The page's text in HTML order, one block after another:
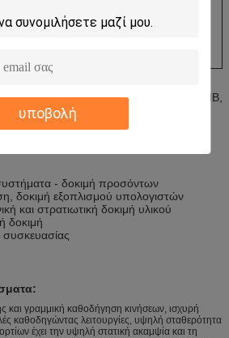
υποβολή
MIL-STD, DIN, ISO, ASTM, IEC, ISTA, ΜΒ,
- δοκιμή προσόντων
δοκιμή εξοπλισμού υπολογιστών
και στρατιωτική δοκιμή υλικού
δοκιμή
συσκευασίας
και γραμμική καθοδήγηση κινήσεων, ισχυρή
καθοδηγώντας λειτουργίες, υψηλή σταθερότητα
έχει την υψηλή στατική ακαμψία και τη